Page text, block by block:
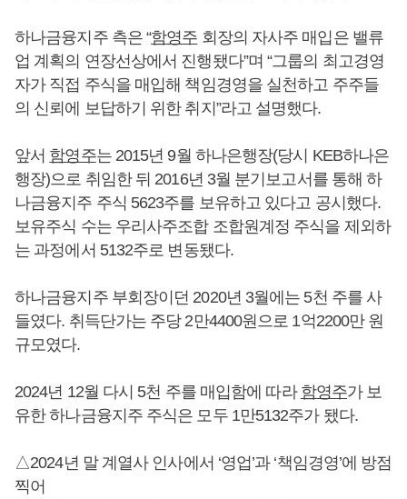
하나금융지주 측은 “함영주 회장의 자사주 매입은 밸류
업 계획의 연장선상에서 진행됐다”며 “그룹의 최고경영
자가 직접 주식을 매입해 책임경영을 실천하고 주주들
의 신뢰에 보답하기 위한 취지”라고 설명했다.
앞서 함영주는 2015년 9월 하나은행장(당시 KEB하나은
행장)으로 취임한 뒤 2016년 3월 분기보고서를 통해 하
나금융지주 주식 5623주를 보유하고 있다고 공시했다.
보유주식 수는 우리사주조합 조합원계정 주식을 제외하
는 과정에서 5132주로 변동됐다.
하나금융지주 부회장이던 2020년 3월에는 5천 주를 사
들였다. 취득단가는 주당 2만4400원으로 1억2200만 원
규모였다.
2024년 12월 다시 5천 주를 매입함에 따라 함영주가 보
유한 하나금융지주 주식은 모두 1만5132주가 됐다.
△2024년 말 계열사 인사에서 ‘영업’과 ‘책임경영’에 방점
찍어